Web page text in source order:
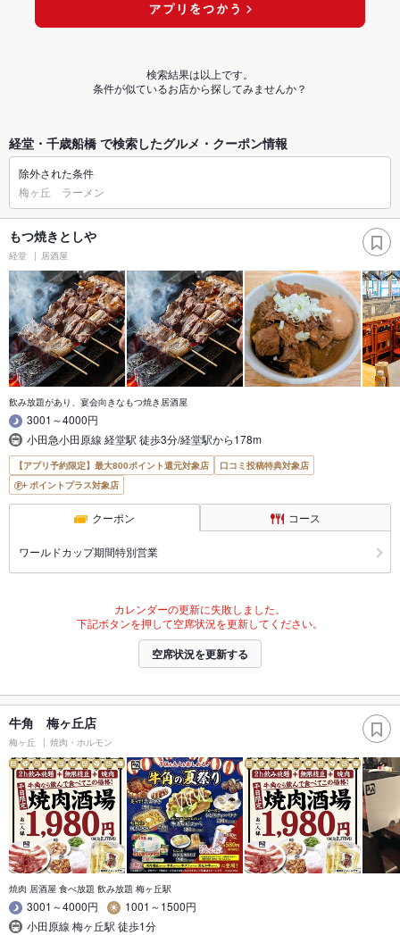
検索結果は以上です。
条件が似ているお店から探してみませんか？
経堂・千歳船橋 で検索したグルメ・クーポン情報
除外された条件
梅ヶ丘 ラーメン
もつ焼きとしや
経堂 居酒屋
飲み放題があり、宴会向きなもつ焼き居酒屋
3001～4000円
小田急小田原線 経堂駅 徒歩3分/経堂駅から178m
【アプリ予約限定】最大800ポイント還元対象店
口コミ投稿特典対象店
ポイントプラス対象店
クーポン コース
ワールドカップ期間特別営業
カレンダーの更新に失敗しました。
下記ボタンを押して空席状況を更新してください。
空席状況を更新する
牛角 梅ヶ丘店
梅ヶ丘 焼肉・ホルモン
焼肉 居酒屋 食べ放題 飲み放題 梅ヶ丘駅
3001～4000円
1001～1500円
小田原線 梅ヶ丘駅 徒歩1分